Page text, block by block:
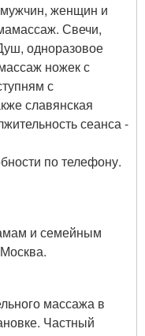
женщин и
Свечи,
одноразовое
ножек с
с
славянская
сеанса -
по телефону.
и семейным
массажа в
Частный